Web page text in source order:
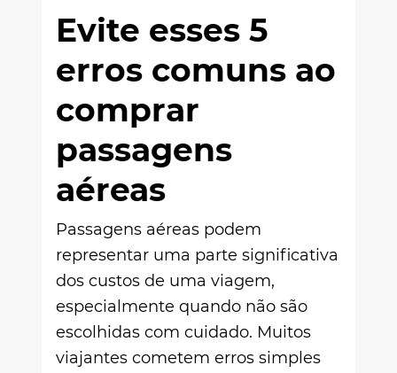
Evite esses 5
erros comuns ao
comprar
passagens
aéreas
Passagens aéreas podem
representar uma parte significativa
dos custos de uma viagem,
especialmente quando não são
escolhidas com cuidado. Muitos
viajantes cometem erros simples